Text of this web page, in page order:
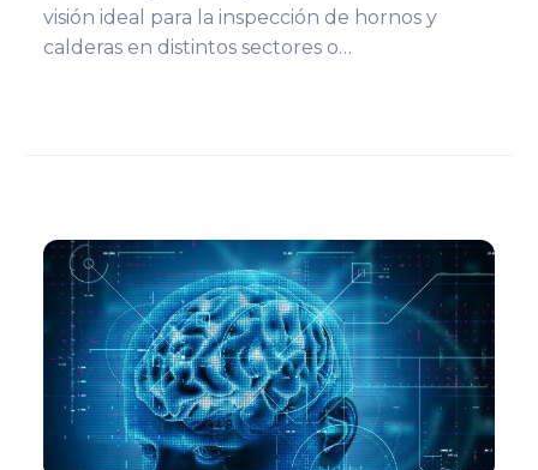
visión ideal para la inspección de hornos y
calderas en distintos sectores o…